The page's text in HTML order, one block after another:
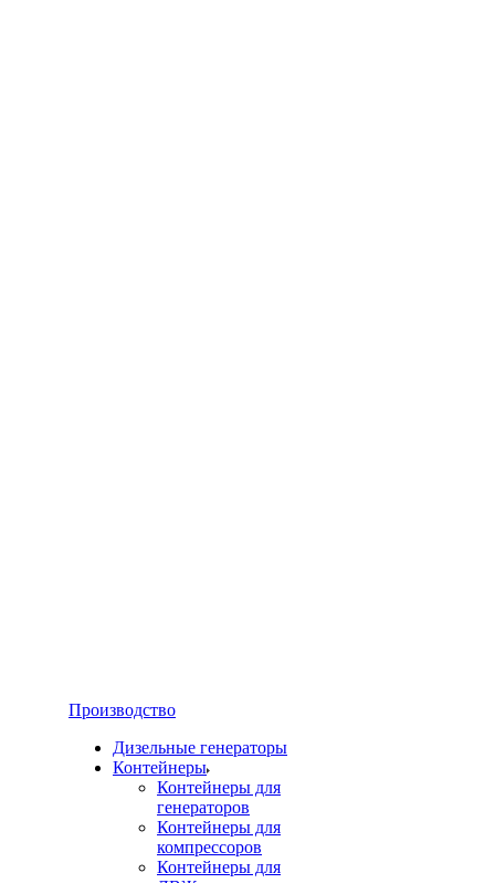
Производство
Дизельные генераторы
Контейнеры
Контейнеры для
генераторов
Контейнеры для
компрессоров
Контейнеры для